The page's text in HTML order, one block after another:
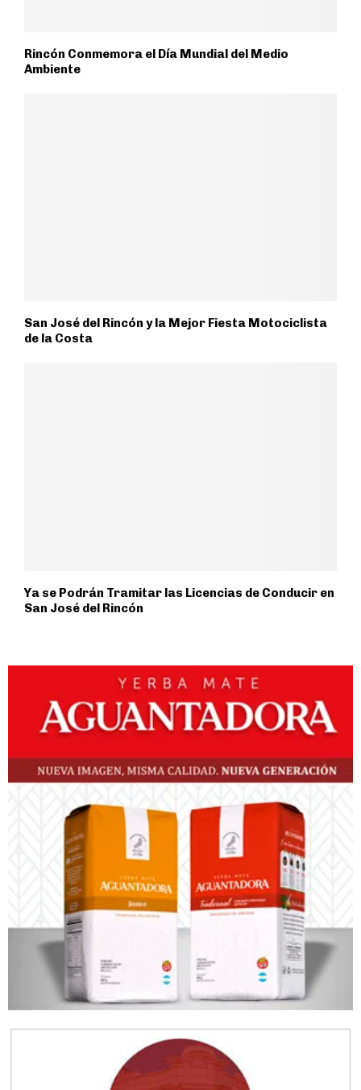
Rincón Conmemora el Día Mundial del Medio
Ambiente
San José del Rincón y la Mejor Fiesta Motociclista
de la Costa
Ya se Podrán Tramitar las Licencias de Conducir en
San José del Rincón